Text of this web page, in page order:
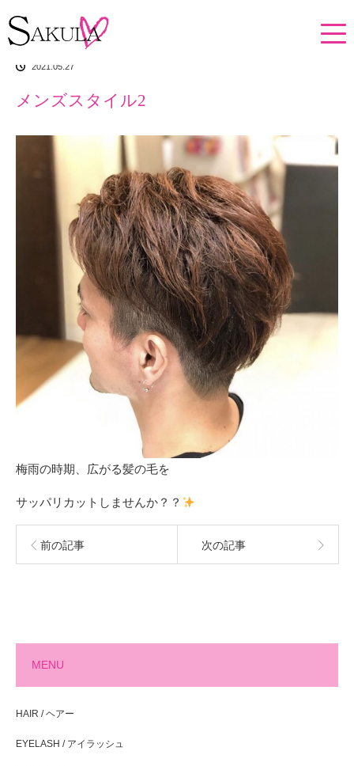
イチオシアイテム
2021.05.27
メンズスタイル2
梅雨の時期、広がる髪の毛を
サッパリカットしませんか？？
前の記事 次の記事
MENU
HAIR / ヘアー
EYELASH / アイラッシュ